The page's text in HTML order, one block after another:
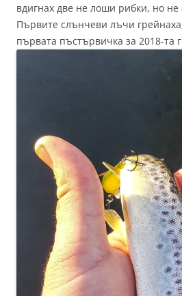
вдигнах две не лоши рибки, но не
Първите слънчеви лъчи
първата пъстървичка за 2018-та